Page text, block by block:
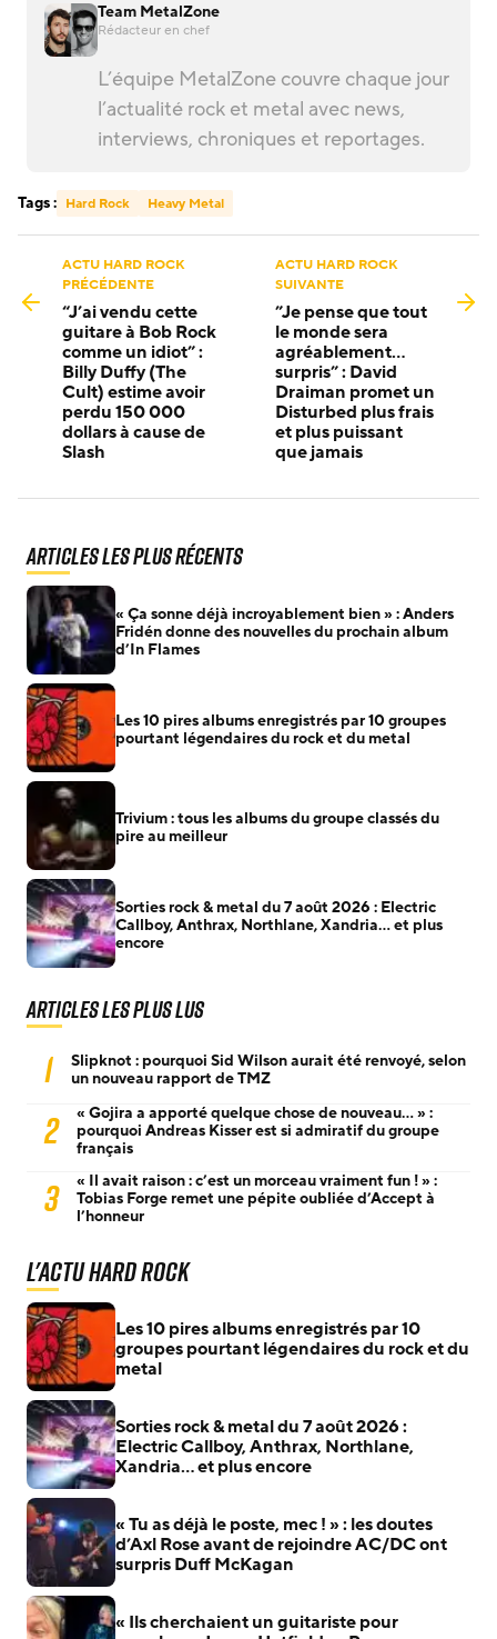
Team MetalZone
Rédacteur en chef
L’équipe MetalZone couvre chaque jour
l’actualité rock et metal avec news,
interviews, chroniques et reportages.
Tags : Hard Rock Heavy Metal
ACTU HARD ROCK
PRÉCÉDENTE
“J’ai vendu cette
guitare à Bob Rock
comme un idiot” :
Billy Duffy (The
Cult) estime avoir
perdu 150 000
dollars à cause de
Slash
ACTU HARD ROCK
SUIVANTE
”Je pense que tout
le monde sera
agréablement…
surpris” : David
Draiman promet un
Disturbed plus frais
et plus puissant
que jamais
Articles les plus récents
« Ça sonne déjà incroyablement bien » : Anders
Fridén donne des nouvelles du prochain album
d’In Flames
Les 10 pires albums enregistrés par 10 groupes
pourtant légendaires du rock et du metal
Trivium : tous les albums du groupe classés du
pire au meilleur
Sorties rock & metal du 7 août 2026 : Electric
Callboy, Anthrax, Northlane, Xandria… et plus
encore
Articles les plus lus
1
Slipknot : pourquoi Sid Wilson aurait été renvoyé, selon
un nouveau rapport de TMZ
2
« Gojira a apporté quelque chose de nouveau… » :
pourquoi Andreas Kisser est si admiratif du groupe
français
3
« Il avait raison : c’est un morceau vraiment fun ! » :
Tobias Forge remet une pépite oubliée d’Accept à
l’honneur
L'actu Hard Rock
Les 10 pires albums enregistrés par 10
groupes pourtant légendaires du rock et du
metal
Sorties rock & metal du 7 août 2026 :
Electric Callboy, Anthrax, Northlane,
Xandria… et plus encore
« Tu as déjà le poste, mec ! » : les doutes
d’Axl Rose avant de rejoindre AC/DC ont
surpris Duff McKagan
« Ils cherchaient un guitariste pour